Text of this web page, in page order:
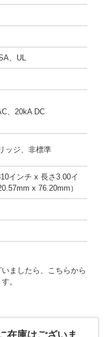
、UL
、20kA DC
ッジ、非標準
インチ x 長さ3.00イ
x 76.20mm）
ましたら、こちらから
。